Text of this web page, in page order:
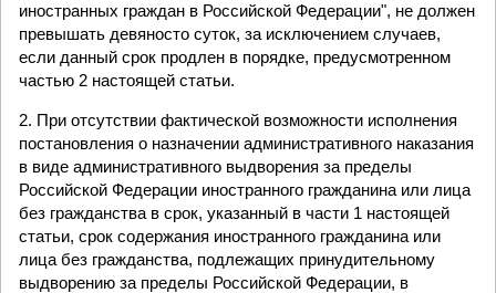
иностранных граждан в Российской Федерации", не должен
превышать девяносто суток, за исключением случаев,
если данный срок продлен в порядке, предусмотренном
частью 2 настоящей статьи.
2. При отсутствии фактической возможности исполнения
постановления о назначении административного наказания
в виде административного выдворения за пределы
Российской Федерации иностранного гражданина или лица
без гражданства в срок, указанный в части 1 настоящей
статьи, срок содержания иностранного гражданина или
лица без гражданства, подлежащих принудительному
выдворению за пределы Российской Федерации, в